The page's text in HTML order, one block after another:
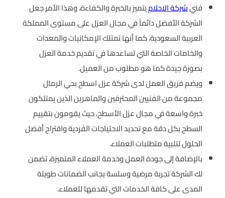
فنيشركة الاحلاميتميز بالخبرة والكفاءة، وهذا الأمر جعل
الشركة الأفضل دائماً في مجال العزل على مستوى المملكة
العربية السعودية، كما أنها تمتلك الإمكانيات والمعدات
والخامات الخاصة التي تساعدها في تقديم خدمة العزل
بصورة جيدة كما هو مطلوب من العميل.
ويضم فريق العمل لدى شركة عزل اسطح بحي الرمال
مجموعة من الفنيين المحترفين والماهرين الذين يمتلكون
خبرة واسعة في مجال عزل الأسطح، حيث يقومون بتقييم
السطح بكل دقة مع تحديد الاحتياجات الفردية واقتراح أفضل
الحلول لتلبية متطلبات العملاء.
بالإضافة إلى جودة العمل وخدمة العملاء المتميزة، تضمن
لك الشركة تجربة مرضية وسلسة بجانب الضمانات طويلة
المدى على كافة الخدمات التي تقدمها للعملاء.